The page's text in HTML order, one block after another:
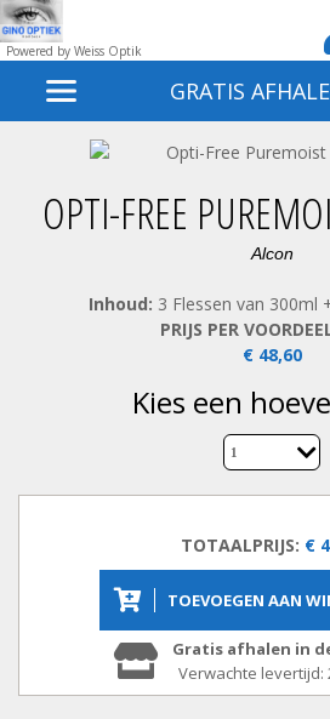
Powered by Weiss Optik
GRATIS
OPTI-FREE
Alcon
Inhoud: 3 Flessen van 300ml
PRIJS PER
€ 48,60
kies een
1
TOTAALPRIJS: €
TOEVOEGEN AAN
Gratis afhalen in
Verwachte levertijd: